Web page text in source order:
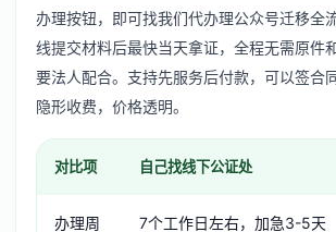
办理按钮，即可找我们代办理公众号迁移全
线提交材料后最快当天拿证，全程无需原件
要法人配合。支持先服务后付款，可以签合
隐形收费，价格透明。
对比项 自己找线下公证处
办理周 7个工作日左右，加急3-5天